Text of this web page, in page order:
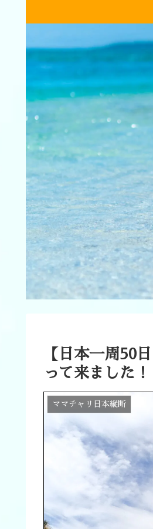
【日本一周50
って来ました！
ママチャリ日本縦断